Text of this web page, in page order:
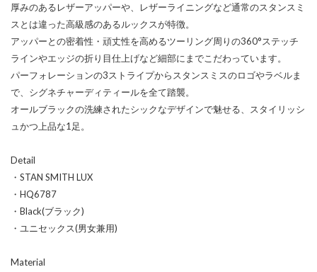
厚みのあるレザーアッパーや、レザーライニングなど通常のスタンスミ
スとは違った高級感のあるルックスが特徴。
アッパーとの密着性・頑丈性を高めるツーリング周りの360°ステッチ
ラインやエッジの折り目仕上げなど細部にまでこだわっています。
パーフォレーションの3ストライプからスタンスミスのロゴやラベルま
で、シグネチャーディティールを全て踏襲。
オールブラックの洗練されたシックなデザインで魅せる、スタイリッシ
ュかつ上品な1足。
Detail
・STAN SMITH LUX
・HQ6787
・Black(ブラック)
・ユニセックス(男女兼用)
Material